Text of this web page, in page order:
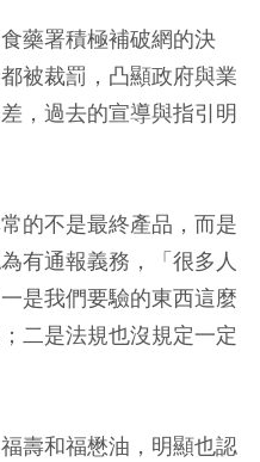
藥署積極補破網的決
被裁罰，凸顯政府與業
，過去的宣導與指引明
的不是最終產品，而是
有通報義務，「很多人
是我們要驗的東西這麼
二是法規也沒規定一定
壽和福懋油，明顯也認